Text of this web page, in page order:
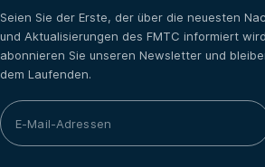
Seien Sie der Erste, der über die neuesten
und Aktualisierungen des FMTC informiert
abonnieren Sie unseren Newsletter und
dem Laufenden.